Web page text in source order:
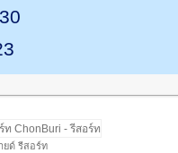
ยด์ รีสอร์ท